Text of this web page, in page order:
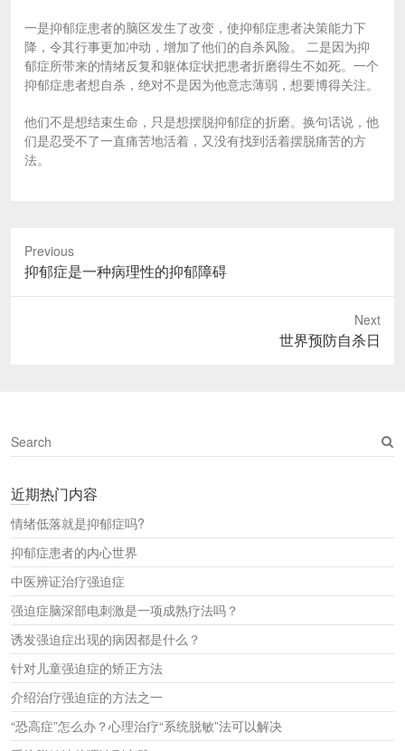
一是抑郁症患者的脑区发生了改变，使抑郁症患者决策能力下
降，令其行事更加冲动，增加了他们的自杀风险。 二是因为抑
郁症所带来的情绪反复和躯体症状把患者折磨得生不如死。一个
抑郁症患者想自杀，绝对不是因为他意志薄弱，想要博得关注。
他们不是想结束生命，只是想摆脱抑郁症的折磨。换句话说，他
们是忍受不了一直痛苦地活着，又没有找到活着摆脱痛苦的方
法。
Previous
Previous
post:
抑郁症是一种病理性的抑郁障碍
Next
世界预防自杀日
S
e
r
c
h
近期热门内容
情绪低落就是抑郁症吗?
抑郁症患者的内心世界
中医辨证治疗强迫症
强迫症脑深部电刺激是一项成熟疗法吗？
诱发强迫症出现的病因都是什么？
针对儿童强迫症的矫正方法
介绍治疗强迫症的方法之一
“恐高症”怎么办？心理治疗“系统脱敏”法可以解决